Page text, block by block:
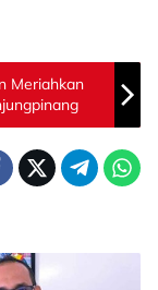
Meriahkan